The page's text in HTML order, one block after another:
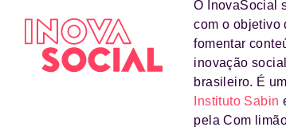
O InovaSocial
com o objetivo
fomentar
inovação
brasileiro. É
Instituto Sabin
pela Com